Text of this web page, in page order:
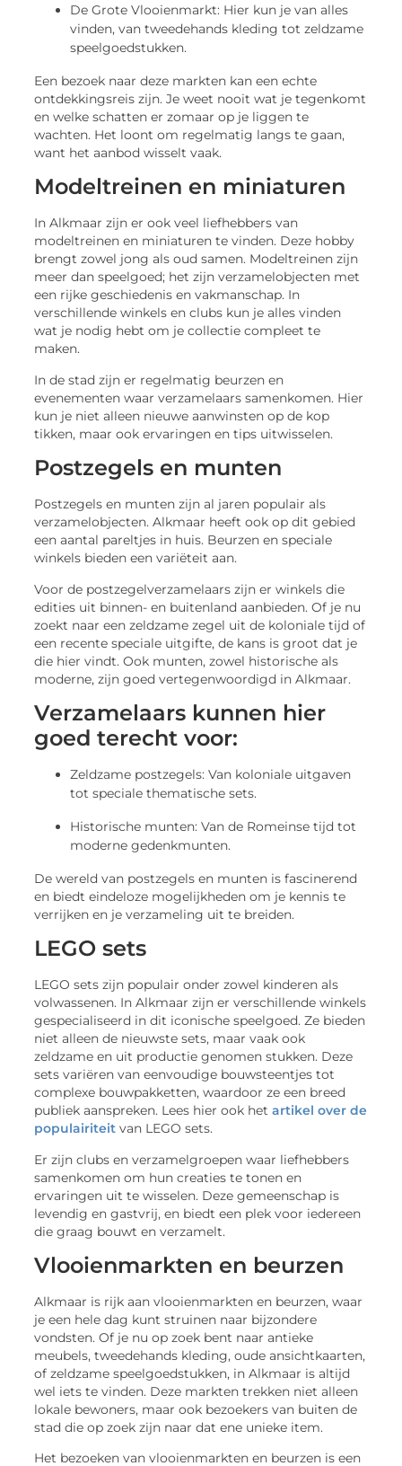
De Grote Vlooienmarkt: Hier kun je van alles
vinden, van tweedehands kleding tot zeldzame
speelgoedstukken.
Een bezoek naar deze markten kan een echte
ontdekkingsreis zijn. Je weet nooit wat je tegenkomt
en welke schatten er zomaar op je liggen te
wachten. Het loont om regelmatig langs te gaan,
want het aanbod wisselt vaak.
Modeltreinen en miniaturen
In Alkmaar zijn er ook veel liefhebbers van
modeltreinen en miniaturen te vinden. Deze hobby
brengt zowel jong als oud samen. Modeltreinen zijn
meer dan speelgoed; het zijn verzamelobjecten met
een rijke geschiedenis en vakmanschap. In
verschillende winkels en clubs kun je alles vinden
wat je nodig hebt om je collectie compleet te
maken.
In de stad zijn er regelmatig beurzen en
evenementen waar verzamelaars samenkomen. Hier
kun je niet alleen nieuwe aanwinsten op de kop
tikken, maar ook ervaringen en tips uitwisselen.
Postzegels en munten
Postzegels en munten zijn al jaren populair als
verzamelobjecten. Alkmaar heeft ook op dit gebied
een aantal pareltjes in huis. Beurzen en speciale
winkels bieden een variëteit aan.
Voor de postzegelverzamelaars zijn er winkels die
edities uit binnen- en buitenland aanbieden. Of je nu
zoekt naar een zeldzame zegel uit de koloniale tijd of
een recente speciale uitgifte, de kans is groot dat je
die hier vindt. Ook munten, zowel historische als
moderne, zijn goed vertegenwoordigd in Alkmaar.
Verzamelaars kunnen hier
goed terecht voor:
Zeldzame postzegels: Van koloniale uitgaven
tot speciale thematische sets.
Historische munten: Van de Romeinse tijd tot
moderne gedenkmunten.
De wereld van postzegels en munten is fascinerend
en biedt eindeloze mogelijkheden om je kennis te
verrijken en je verzameling uit te breiden.
LEGO sets
LEGO sets zijn populair onder zowel kinderen als
volwassenen. In Alkmaar zijn er verschillende winkels
gespecialiseerd in dit iconische speelgoed. Ze bieden
niet alleen de nieuwste sets, maar vaak ook
zeldzame en uit productie genomen stukken. Deze
sets variëren van eenvoudige bouwsteentjes tot
complexe bouwpakketten, waardoor ze een breed
publiek aanspreken. Lees hier ook hetartikel over de
populairiteit van LEGO sets.
Er zijn clubs en verzamelgroepen waar liefhebbers
samenkomen om hun creaties te tonen en
ervaringen uit te wisselen. Deze gemeenschap is
levendig en gastvrij, en biedt een plek voor iedereen
die graag bouwt en verzamelt.
Vlooienmarkten en beurzen
Alkmaar is rijk aan vlooienmarkten en beurzen, waar
je een hele dag kunt struinen naar bijzondere
vondsten. Of je nu op zoek bent naar antieke
meubels, tweedehands kleding, oude ansichtkaarten,
of zeldzame speelgoedstukken, in Alkmaar is altijd
wel iets te vinden. Deze markten trekken niet alleen
lokale bewoners, maar ook bezoekers van buiten de
stad die op zoek zijn naar dat ene unieke item.
Het bezoeken van vlooienmarkten en beurzen is een